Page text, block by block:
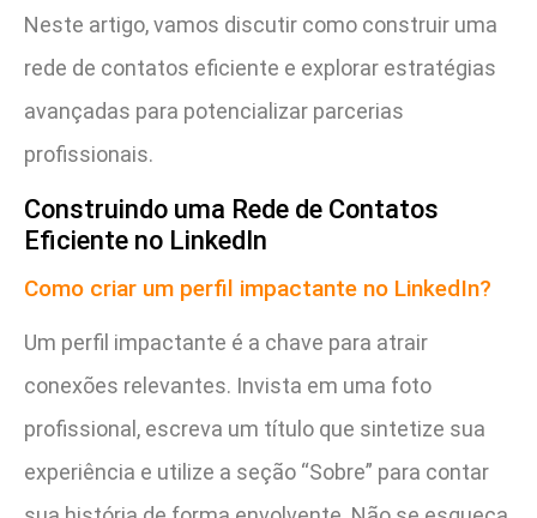
Neste artigo, vamos discutir como construir uma
rede de contatos eficiente e explorar estratégias
avançadas para potencializar parcerias
profissionais.
Construindo uma Rede de Contatos
Eficiente no LinkedIn
Como criar um perfil impactante no LinkedIn?
Um perfil impactante é a chave para atrair
conexões relevantes. Invista em uma foto
profissional, escreva um título que sintetize sua
experiência e utilize a seção “Sobre” para contar